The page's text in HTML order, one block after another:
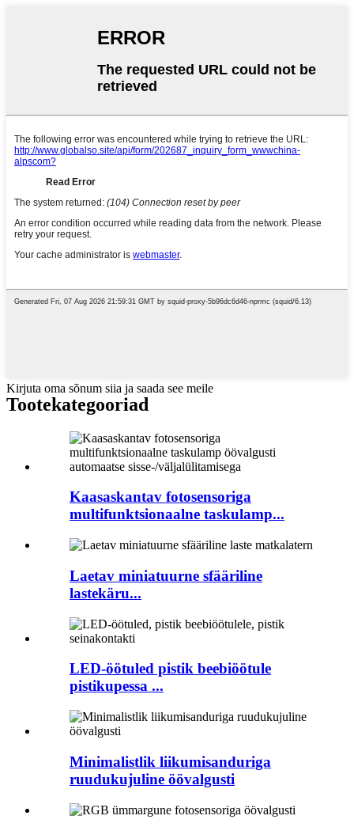
Kirjuta oma sõnum siia ja saada see meile
Tootekategooriad
Kaasaskantav fotosensoriga
multifunktsionaalne taskulamp...
Laetav miniatuurne sfääriline
lastekäru...
LED-öötuled pistik beebiöötule
pistikupessa ...
Minimalistlik liikumisanduriga
ruudukujuline öövalgusti